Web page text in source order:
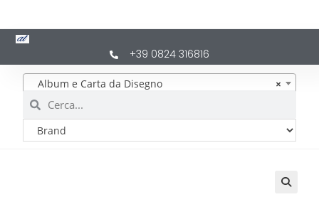
+39 0824 316816
×
Album e Carta da Disegno